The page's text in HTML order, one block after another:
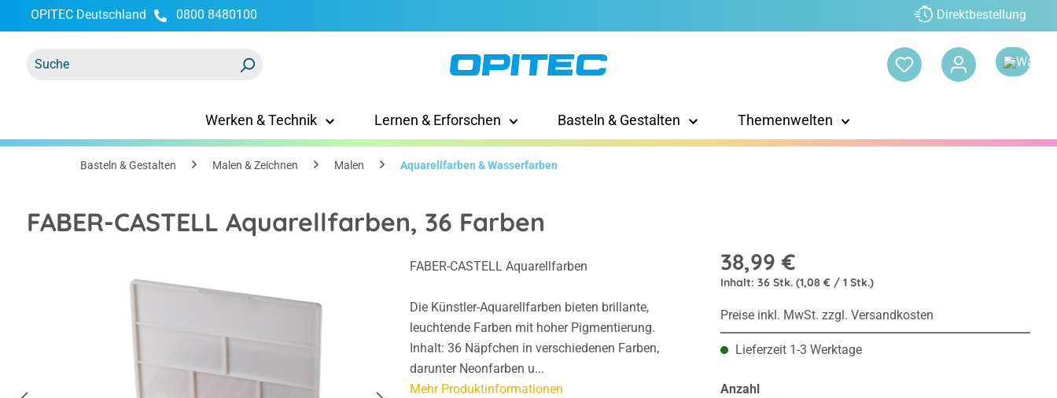
Zur Hauptnavigation springen
OPITEC Deutschland 0800 8480100 Direktbestellung
Werken & Technik Lernen & Erforschen Basteln & Gestalten Themenwelten
Basteln & Gestalten Malen & Zeichnen Malen Aquarellfarben & Wasserfarben
FABER-CASTELL Aquarellfarben, 36 Farben
FABER-CASTELL Aquarellfarben
Die Künstler-Aquarellfarben bieten brillante,
leuchtende Farben mit hoher Pigmentierung.
Inhalt: 36 Näpfchen in verschiedenen Farben,
darunter Neonfarben u...
Mehr Produktinformationen
38,99 €
Inhalt: 36 Stk. (1,08 € / 1 Stk.)
Preise inkl. MwSt. zzgl. Versandkosten
Lieferzeit 1-3 Werktage
Anzahl